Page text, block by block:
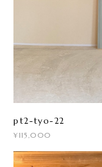
pt2-tyo-22
¥115,000